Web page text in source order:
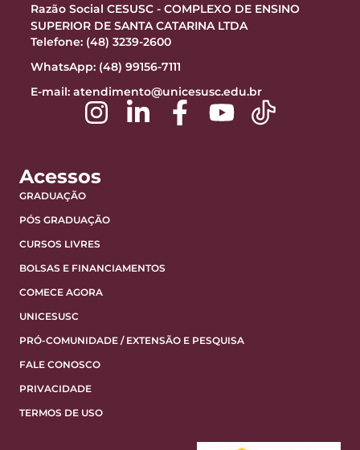
Razão Social CESUSC - COMPLEXO DE ENSINO
SUPERIOR DE SANTA CATARINA LTDA
Telefone: (48) 3239-2600
WhatsApp: (48) 99156-7111
E-mail: atendimento@unicesusc.edu.br
Acessos
GRADUAÇÃO
PÓS GRADUAÇÃO
CURSOS LIVRES
BOLSAS E FINANCIAMENTOS
COMECE AGORA
UNICESUSC
PRÓ-COMUNIDADE / EXTENSÃO E PESQUISA
FALE CONOSCO
PRIVACIDADE
TERMOS DE USO